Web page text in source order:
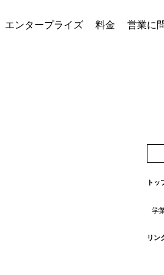
エンタープライズ 料金 営業に
トッ
学
リン